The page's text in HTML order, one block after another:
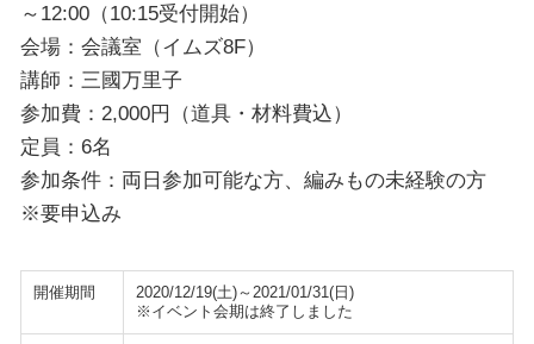
～12:00（10:15受付開始）
会場：会議室（イムズ8F）
講師：三國万里子
参加費：2,000円（道具・材料費込）
定員：6名
参加条件：両日参加可能な方、編みもの未経験の方
※要申込み
開催期間
2020/12/19(土)～2021/01/31(日)
※イベント会期は終了しました